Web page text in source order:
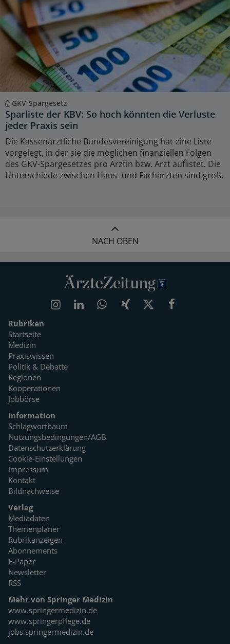
GKV-Spargesetz
Sparliste der KBV: So hoch könnten die Verluste
jeder Praxis sein
Die Kassenärztliche Bundesvereinigung hat eine Liste
vorgelegt, in der sie die möglichen finanziellen Folgen
des GKV-Spargesetzes pro Ärztin bzw. Arzt auflistet. Die
Unterschiede zwischen Haus- und Fachärzten sind groß.
NACH OBEN
Rubriken
Startseite
Medizin
Praxiswissen
Politik & Debatte
Regionen
Kooperationen
Jobbörse
Information
Schlagwortbaum
Nutzungsbedingungen/AGB
Datenschutzerklärung
Cookie-Einstellungen
Impressum
Kontakt
Bildnachweise
Verlag
Mediadaten
Themenplaner
Rubrikanzeigen
Abonnements
E-Paper
Newsletter
RSS
Mehr von Springer Medizin
www.springermedizin.de
www.springerpflege.de
jobs.springermedizin.de